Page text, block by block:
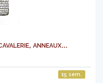
anneaux...
15 sem.